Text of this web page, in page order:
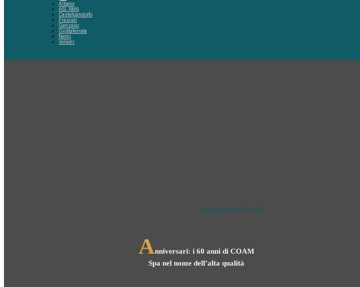
Albano
ASL RM6
Castelgandolfo
Frascati
Genzano
Grottaferrata
Nemi
Velletri
Clara Mennella-21/01/2024
Anniversari: i 60 anni di COAM
Spa nel nome dell’alta qualità